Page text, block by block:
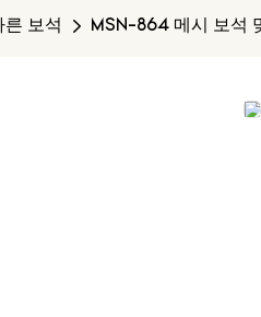
른 보석 MSN-864 메시 보석